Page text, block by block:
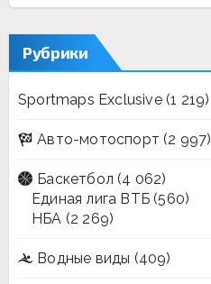
Рубрики
Sportmaps Exclusive(1 219)
Авто-мотоспорт (2 997)
Баскетбол (4 062)
Единая лига ВТБ (560)
НБА (2 269)
Водные виды (409)